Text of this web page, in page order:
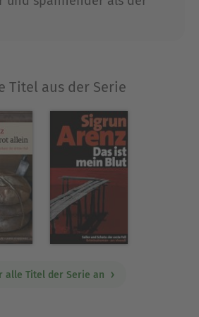
Titel aus der Serie
alle Titel der Serie an